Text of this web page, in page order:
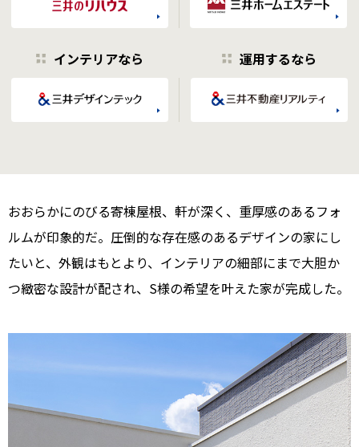
インテリアなら 運用するなら
おおらかにのびる寄棟屋根、軒が深く、重厚感のあるフォ
ルムが印象的だ。圧倒的な存在感のあるデザインの家にし
たいと、外観はもとより、インテリアの細部にまで大胆か
つ緻密な設計が配され、S様の希望を叶えた家が完成した。